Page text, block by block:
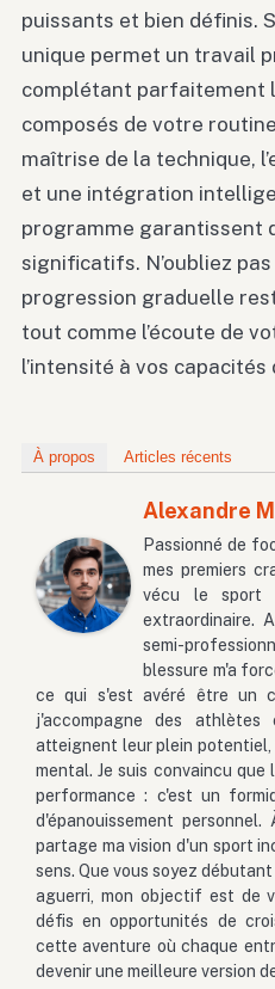
puissants et bien définis.
unique permet un travail
complétant parfaitement
composés de votre
maîtrise de la technique,
et une intégration
programme garantissent
significatifs. N’oubliez
progression graduelle
tout comme l’écoute de
l’intensité à vos capacités
À propos Articles récents
Alexandre
Passionné de
mes premiers
vécu le sport
extraordinaire.
semi-
blessure m'a
ce qui s'est avéré être un
j'accompagne des
atteignent leur plein potentiel,
mental. Je suis convaincu
performance : c'est un
d'épanouissement
partage ma vision d'un sport
sens. Que vous soyez
aguerri, mon objectif est de
défis en opportunités de
cette aventure où chaque
devenir une meilleure version